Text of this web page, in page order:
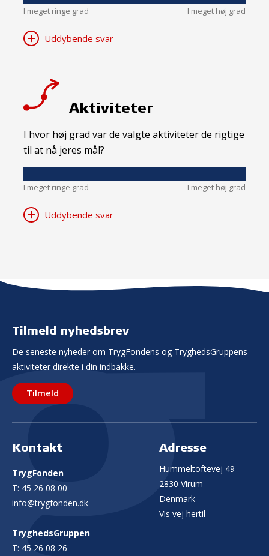
I meget ringe grad I meget høj grad
Uddybende svar
Aktiviteter
I hvor høj grad var de valgte aktiviteter de rigtige
til at nå jeres mål?
I meget ringe grad I meget høj grad
Uddybende svar
Tilmeld nyhedsbrev
De seneste nyheder om TrygFondens og TryghedsGruppens
aktiviteter direkte i din indbakke.
Tilmeld
Kontakt
TrygFonden
T: 45 26 08 00
info@trygfonden.dk
TryghedsGruppen
T: 45 26 08 26
Adresse
Hummeltoftevej 49
2830 Virum
Denmark
Vis vej hertil